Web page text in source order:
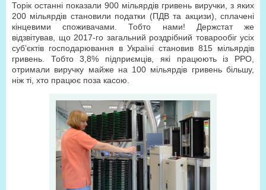
Торік останні показали 900 мільярдів гривень виручки, з яких
200 мільярдів становили податки (ПДВ та акцизи), сплачені
кінцевими споживачами. Тобто нами! Держстат же
відзвітував, що 2017-го загальний роздрібний товарообіг усіх
суб’єктів господарювання в Україні становив 815 мільярдів
гривень. Тобто 3,8% підприємців, які працюють із РРО,
отримали виручку майже на 100 мільярдів гривень більшу,
ніж ті, хто працює поза касою.